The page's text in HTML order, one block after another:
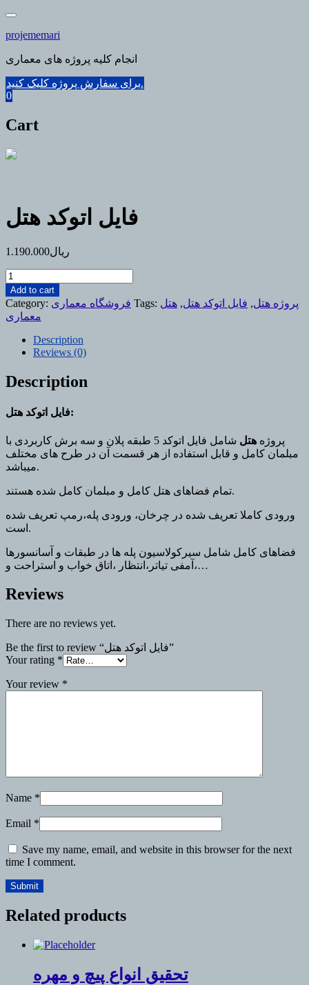
Skip
content
projememari
انجام کلیه پروژه های معماری
برای سفارش پروژه کلیک کنید.
0
Cart
فایل اتوکد هتل
ریال1.190.000
فایل
اتوکد
هتل
quantity
Add to cart
Category: فروشگاه معماری Tags: پروژه هتل, فایل اتوکد هتل, هتل
معماری
Description
Reviews (0)
Description
فایل اتوکد هتل:
پروژه هتل
شامل فایل اتوکد 5 طبقه پلان و سه برش کاربردی با
مبلمان کامل و قابل استفاده از هر قسمت آن در طرح های مختلف
میباشد.
تمام فضاهای هتل کامل و مبلمان کامل شده هستند.
ورودی کاملا تعریف شده در چرخان، ورودی پله،رمپ تعریف شده
است.
فضاهای کامل شامل سیرکولاسیون پله ها در طبقات و آسانسورها
،آمفی تیاتر،انتظار ،اتاق خواب و استراحت و…
Reviews
There are no reviews yet.
Be the first to review “فایل اتوکد هتل”
Your rating *
Your review *
Name *
Email *
Save my name, email, and website in this browser for the next
time I comment.
Related products
تحقیق انواع پیچ و مهره